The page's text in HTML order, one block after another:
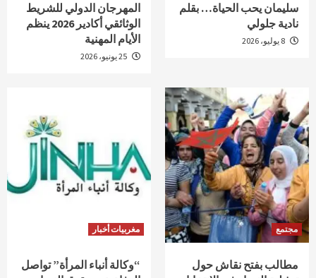
سليمان يحب الحياة… بقلم
نادية جلولي
المهرجان الدولي للشريط
الوثائقي أكادير 2026 ينظم
الأيام المهنية
مجتمع
مطالب بفتح نقاش حول
مغربيات أخبار
“وكالة أنباء المرأة” تواصل